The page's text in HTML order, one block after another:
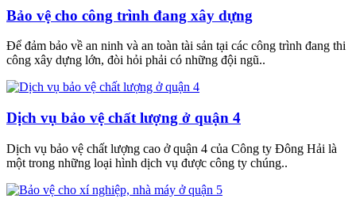
Bảo vệ cho công trình đang xây dựng
Để đảm bảo về an ninh và an toàn tài sản tại các công trình đang thi
công xây dựng lớn, đòi hỏi phải có những đội ngũ..
Dịch vụ bảo vệ chất lượng ở quận 4
Dịch vụ bảo vệ chất lượng cao ở quận 4 của Công ty Đông Hải là
một trong những loại hình dịch vụ được công ty chúng..